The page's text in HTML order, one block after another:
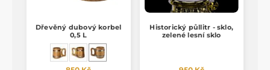
Dřevěný dubový korbel
0,5 L
Historický půllitr - sklo,
zelené lesní sklo